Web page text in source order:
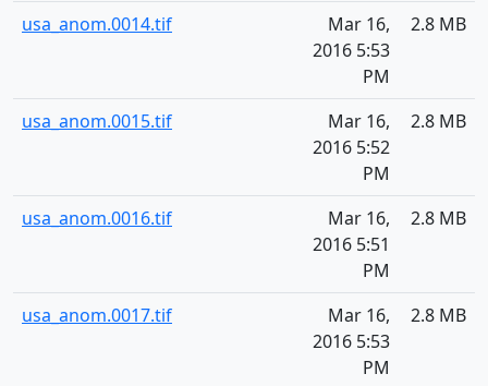
usa_anom.0014.tif
Mar 16,
2016 5:53
PM
2.8 MB
usa_anom.0015.tif
Mar 16,
2016 5:52
PM
2.8 MB
usa_anom.0016.tif
Mar 16,
2016 5:51
PM
2.8 MB
usa_anom.0017.tif
Mar 16,
2016 5:53
PM
2.8 MB